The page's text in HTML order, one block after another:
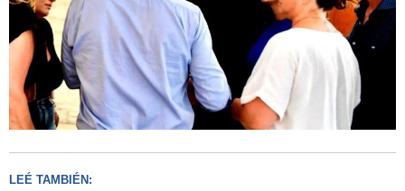
LEÉ TAMBIÉN: